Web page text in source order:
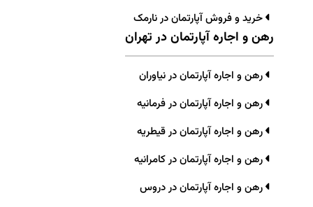
خرید و فروش آپارتمان در نارمک
رهن و اجاره آپارتمان در تهران
رهن و اجاره آپارتمان در نیاوران
رهن و اجاره آپارتمان در فرمانیه
رهن و اجاره آپارتمان در قیطریه
رهن و اجاره آپارتمان در کامرانیه
رهن و اجاره آپارتمان در دروس